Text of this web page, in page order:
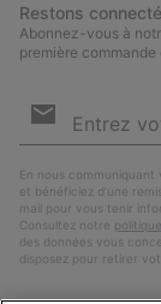
Restons
Abonnez-vous à
première commande
par
En nous
et bénéficiez d’une
mail pour vous tenir
Consultez notre
des données vous
disposez pour retirer